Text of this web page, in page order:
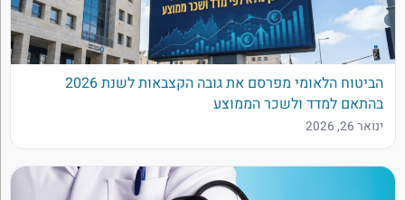
הביטוח הלאומי מפרסם את גובה הקצבאות לשנת 2026
בהתאם למדד ולשכר הממוצע
ינואר 26, 2026